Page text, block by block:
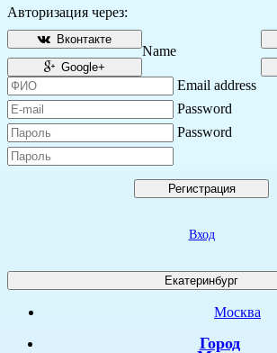
Авторизация через:
Вконтакте
Google+
Name
Email address
Password
Password
Регистрация
Вход
Екатеринбург
Москва
Город